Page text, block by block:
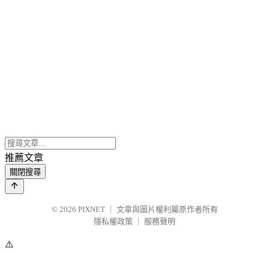
推薦文章
關閉搜尋
© 2026 PIXNET
文章與圖片權利屬原作者所有
隱私權政策
服務聲明
⚠️